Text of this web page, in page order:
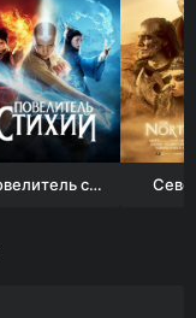
Повелитель стихий